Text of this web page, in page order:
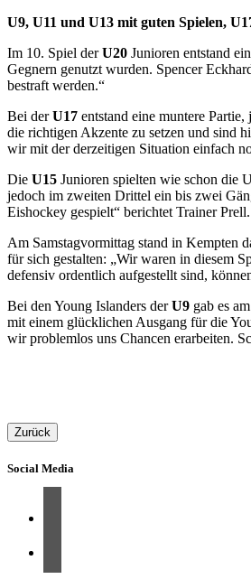
U9, U11 und U13 mit guten Spielen,
Im 10. Spiel derU20 Junioren entstand
Gegnern genutzt wurden. Spencer
bestraft werden.“
Bei derU17 entstand eine muntere
die richtigen Akzente zu setzen und sind
wir mit der derzeitigen Situation einfach
Die U15 Junioren spielten wie schon die
jedoch im zweiten Drittel ein bis zwei
Eishockey gespielt“ berichtet Trainer Prell.
Am Samstagvormittag stand in Kempten
für sich gestalten: „Wir waren in diesem
defensiv ordentlich aufgestellt sind,
Bei den Young Islanders derU9 gab es
mit einem glücklichen Ausgang für die
wir problemlos uns Chancen erarbeiten.
Zurück
Social Media